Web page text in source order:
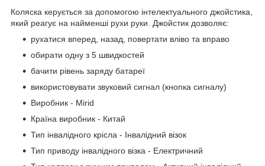
Коляска керується за допомогою інтелектуального джойстика,
який реагує на найменші рухи руки. Джойстик дозволяє:
рухатися вперед, назад, повертати вліво та вправо
обирати одну з 5 швидкостей
бачити рівень заряду батареї
використовувати звуковий сигнал (кнопка сигналу)
Виробник - Mirid
Країна виробник - Китай
Тип інвалідного крісла - Інвалідний візок
Тип приводу інвалідного візка - Електричний